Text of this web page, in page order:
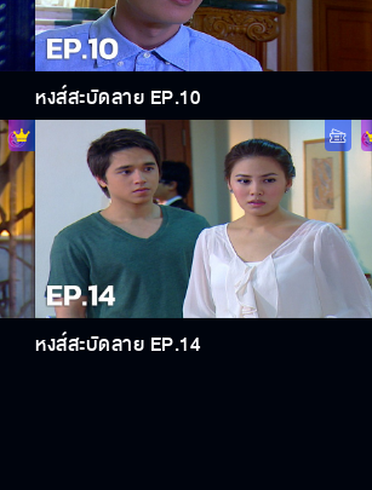
หงส์สะบัดลาย EP.10
หงส์สะบัดลาย EP.14